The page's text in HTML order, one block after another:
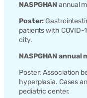
NASPGHAN annual
Poster:
patients with
city.
NASPGHAN
Poster: Association
hyperplasia. Cases
pediatric center.